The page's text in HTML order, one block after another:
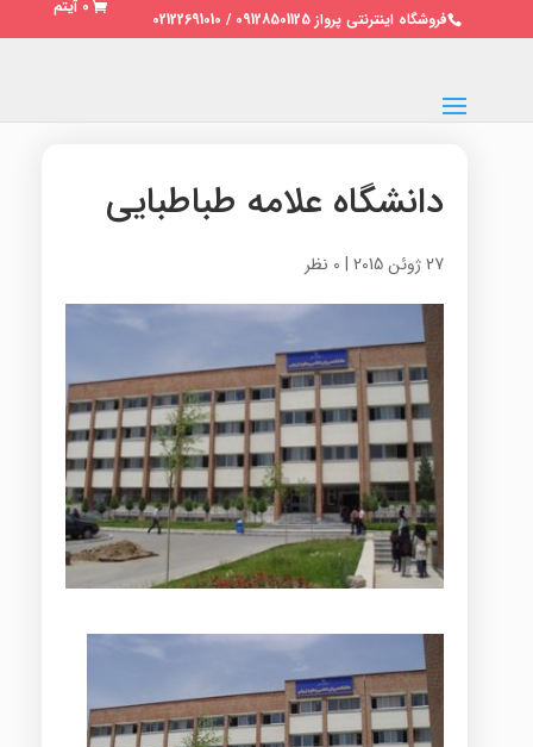
فروشگاه اینترنتی پرواز 09128501125 / 02122691010
0 آیتم
دانشگاه علامه طباطبایی
27 ژوئن 2015 | 0 نظر